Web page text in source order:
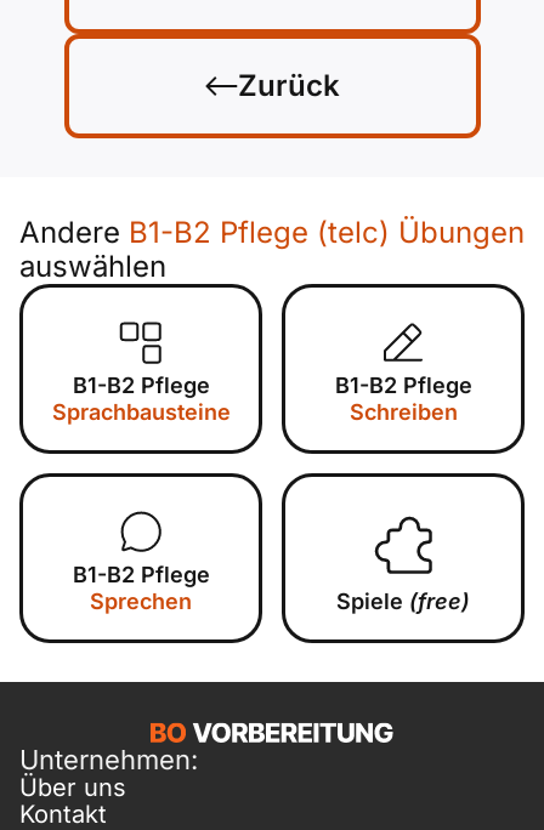
Zurück
Andere B1-B2 Pflege (telc) Übungen
auswählen
B1-B2 Pflege
Sprachbausteine
B1-B2 Pflege
Schreiben
B1-B2 Pflege
Sprechen
Spiele (free)
Unternehmen:
Über uns
Kontakt